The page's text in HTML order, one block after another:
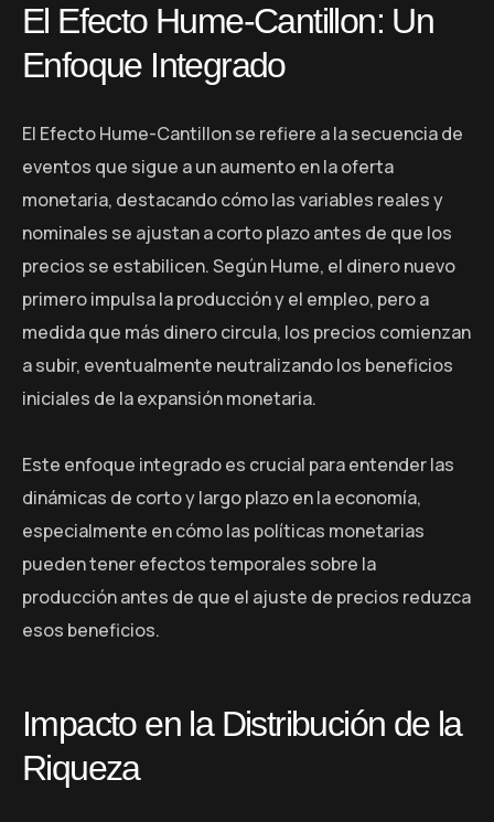
El Efecto Hume-Cantillon: Un
Enfoque Integrado
El Efecto Hume-Cantillon se refiere a la secuencia de
eventos que sigue a un aumento en la oferta
monetaria, destacando cómo las variables reales y
nominales se ajustan a corto plazo antes de que los
precios se estabilicen. Según Hume, el dinero nuevo
primero impulsa la producción y el empleo, pero a
medida que más dinero circula, los precios comienzan
a subir, eventualmente neutralizando los beneficios
iniciales de la expansión monetaria.
Este enfoque integrado es crucial para entender las
dinámicas de corto y largo plazo en la economía,
especialmente en cómo las políticas monetarias
pueden tener efectos temporales sobre la
producción antes de que el ajuste de precios reduzca
esos beneficios.
Impacto en la Distribución de la
Riqueza